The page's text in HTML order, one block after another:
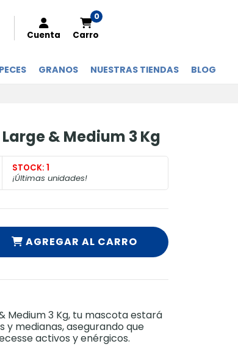
Cuenta
0
Carro
GRANOS NUESTRAS TIENDAS BLOG
& Medium 3 Kg
STOCK: 1
¡Últimas unidades!
AGREGAR AL CARRO
Medium 3 Kg, tu mascota estará
y medianas, asegurando que
activos y enérgicos.